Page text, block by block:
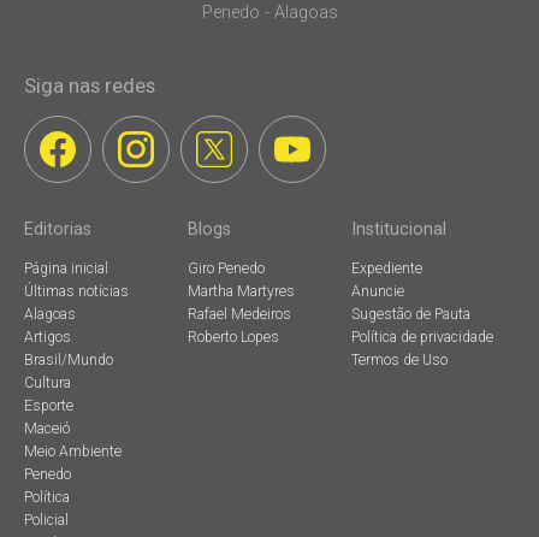
Penedo - Alagoas
Siga nas redes
Editorias
Página inicial
Últimas notícias
Alagoas
Artigos
Brasil/Mundo
Cultura
Esporte
Maceió
Meio Ambiente
Penedo
Política
Policial
Blogs
Giro Penedo
Martha Martyres
Rafael Medeiros
Roberto Lopes
Institucional
Expediente
Anuncie
Sugestão de Pauta
Política de privacidade
Termos de Uso